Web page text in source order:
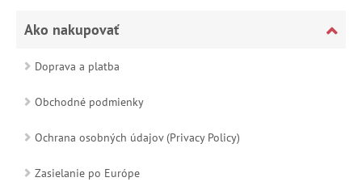
Ako nakupovať
Doprava a platba
Obchodné podmienky
Ochrana osobných údajov (Privacy Policy)
Zasielanie po Európe